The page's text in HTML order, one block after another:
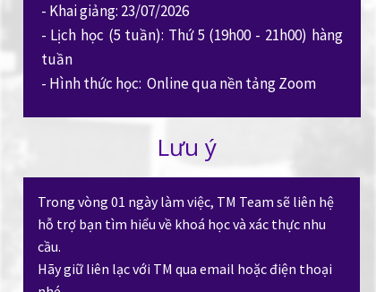
- Khai giảng: 23/07/2026
- Lịch học (5 tuần): Thứ 5 (19h00 - 21h00) hàng
tuần
- Hình thức học: Online qua nền tảng Zoom
Lưu ý
Trong vòng 01 ngày làm việc, TM Team sẽ liên hệ
hỗ trợ bạn tìm hiểu về khoá học và xác thực nhu
cầu.
Hãy giữ liên lạc với TM qua email hoặc điện thoại